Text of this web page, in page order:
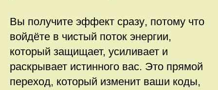
Вы получите эффект сразу, потому что
войдёте в чистый поток энергии,
который защищает, усиливает и
раскрывает истинного вас. Это прямой
переход, который изменит ваши коды,